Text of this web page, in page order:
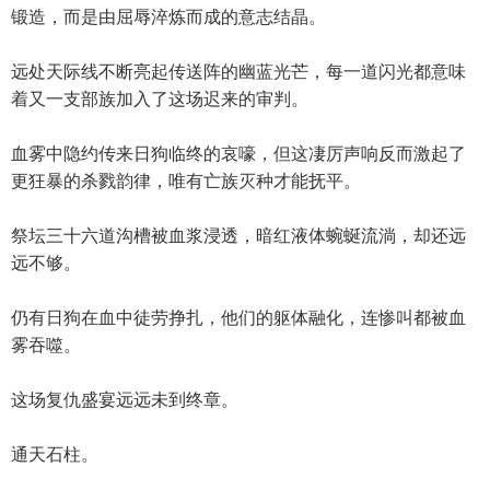
锻造，而是由屈辱淬炼而成的意志结晶。
远处天际线不断亮起传送阵的幽蓝光芒，每一道闪光都意味
着又一支部族加入了这场迟来的审判。
血雾中隐约传来日狗临终的哀嚎，但这凄厉声响反而激起了
更狂暴的杀戮韵律，唯有亡族灭种才能抚平。
祭坛三十六道沟槽被血浆浸透，暗红液体蜿蜒流淌，却还远
远不够。
仍有日狗在血中徒劳挣扎，他们的躯体融化，连惨叫都被血
雾吞噬。
这场复仇盛宴远远未到终章。
通天石柱。